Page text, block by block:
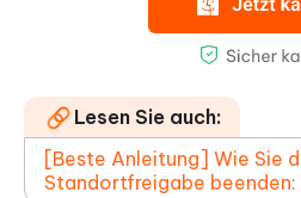
Lesen Sie auch:
[Beste Anleitung] Wie Sie
Standortfreigabe